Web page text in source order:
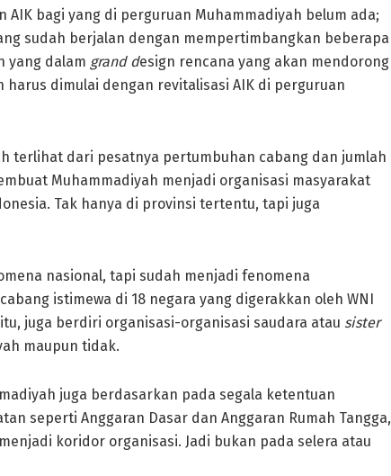
bagi yang di perguruan Muhammadiyah belum ada;
sudah berjalan dengan mempertimbangkan beberapa
yang dalam grand design rencana yang akan mendorong
dimulai dengan revitalisasi AIK di perguruan
terlihat dari pesatnya pertumbuhan cabang dan jumlah
Muhammadiyah menjadi organisasi masyarakat
Tak hanya di provinsi tertentu, tapi juga
nasional, tapi sudah menjadi fenomena
istimewa di 18 negara yang digerakkan oleh WNI
juga berdiri organisasi-organisasi saudara atau sister
maupun tidak.
juga berdasarkan pada segala ketentuan
seperti Anggaran Dasar dan Anggaran Rumah Tangga,
koridor organisasi. Jadi bukan pada selera atau